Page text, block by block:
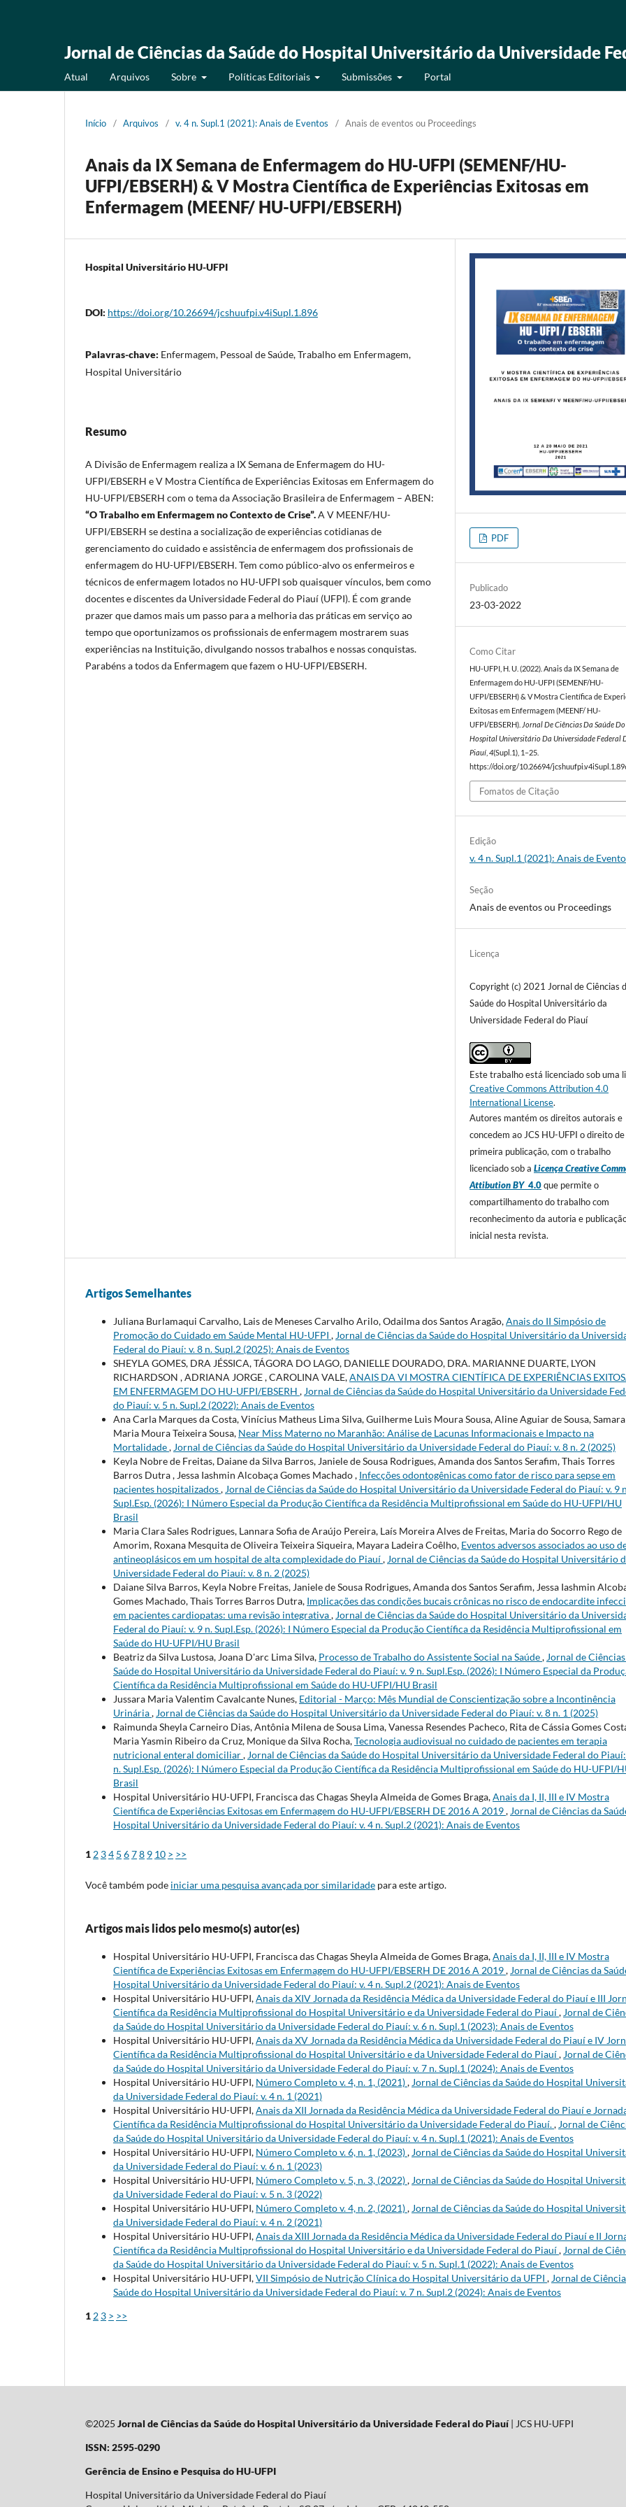
Jornal de Ciências da Saúde do Hospital Universitário da Universidade
Atual Arquivos Sobre Políticas Editoriais Submissões Portal
Início / Arquivos / v. 4 n. Supl.1 (2021): Anais de Eventos / Anais de eventos ou Proceedings
Anais da IX Semana de Enfermagem do HU-UFPI (SEMENF/HU-
UFPI/EBSERH) & V Mostra Científica de Experiências Exitosas em
Enfermagem (MEENF/ HU-UFPI/EBSERH)
Hospital Universitário HU-UFPI
DOI: https://doi.org/10.26694/jcshuufpi.v4iSupl.1.896
Palavras-chave: Enfermagem, Pessoal de Saúde, Trabalho em Enfermagem,
Hospital Universitário
Resumo
A Divisão de Enfermagem realiza a IX Semana de Enfermagem do HU-
UFPI/EBSERH e V Mostra Científica de Experiências Exitosas em Enfermagem do
HU-UFPI/EBSERH com o tema da Associação Brasileira de Enfermagem – ABEN:
“O Trabalho em Enfermagem no Contexto de Crise”.A V MEENF/HU-
UFPI/EBSERH se destina a socialização de experiências cotidianas de
gerenciamento do cuidado e assistência de enfermagem dos profissionais de
enfermagem do HU-UFPI/EBSERH. Tem como público-alvo os enfermeiros e
técnicos de enfermagem lotados no HU-UFPI sob quaisquer vínculos, bem como
docentes e discentes da Universidade Federal do Piauí (UFPI). É com grande
prazer que damos mais um passo para a melhoria das práticas em serviço ao
tempo que oportunizamos os profissionais de enfermagem mostrarem suas
experiências na Instituição, divulgando nossos trabalhos e nossas conquistas.
Parabéns a todos da Enfermagem que fazem o HU-UFPI/EBSERH.
PDF
Publicado
23-03-2022
Como Citar
HU-UFPI, H. U. (2022). Anais da IX Semana de
Enfermagem do HU-UFPI (SEMENF/HU-
UFPI/EBSERH) & V Mostra Científica de
Exitosas em Enfermagem (MEENF/ HU-
UFPI/EBSERH). Jornal De Ciências Da Saúde Do
Hospital Universitário Da Universidade Federal
Piauí ,4(Supl.1), 1–25.
https://doi.org/10.26694/
Fomatos de Citação
Edição
v. 4 n. Supl.1 (2021): Anais de
Seção
Anais de eventos ou Proceedings
Licença
Copyright (c) 2021 Jornal de Ciências
Saúde do Hospital Universitário da
Universidade Federal do Piauí
Este trabalho está licenciado sob uma
Creative Commons Attribution 4.0
International License.
Autores mantém os direitos autorais e
concedem ao JCS HU-UFPI o direito de
primeira publicação, com o trabalho
licenciado sob aLicença Creative
Attibution BY4.0que permite o
compartilhamento do trabalho com
reconhecimento da autoria e
inicial nesta revista.
Artigos Semelhantes
Juliana Burlamaqui Carvalho, Lais de Meneses Carvalho Arilo, Odailma dos Santos Aragão,Anais do II Simpósio de
Promoção do Cuidado em Saúde Mental HU-UFPI , Jornal de Ciências da Saúde do Hospital Universitário da
Federal do Piauí: v. 8 n. Supl.2 (2025): Anais de Eventos
SHEYLA GOMES, DRA JÉSSICA, TÁGORA DO LAGO, DANIELLE DOURADO, DRA. MARIANNE DUARTE, LYON
RICHARDSON , ADRIANA JORGE , CAROLINA VALE,ANAIS DA VI MOSTRA CIENTÍFICA DE EXPERIÊNCIAS
EM ENFERMAGEM DO HU-UFPI/EBSERH , Jornal de Ciências da Saúde do Hospital Universitário da Universidade
do Piauí: v. 5 n. Supl.2 (2022): Anais de Eventos
Ana Carla Marques da Costa, Vinícius Matheus Lima Silva, Guilherme Luìs Moura Sousa, Aline Aguiar de Sousa, Samara
Maria Moura Teixeira Sousa, Near Miss Materno no Maranhão: Análise de Lacunas Informacionais e Impacto na
Mortalidade, Jornal de Ciências da Saúde do Hospital Universitário da Universidade Federal do Piauí: v. 8 n. 2 (2025)
Keyla Nobre de Freitas, Daiane da Silva Barros, Janiele de Sousa Rodrigues, Amanda dos Santos Serafim, Thais Torres
Barros Dutra , Jessa Iashmin Alcobaça Gomes Machado , Infecções odontogênicas como fator de risco para sepse em
pacientes hospitalizados, Jornal de Ciências da Saúde do Hospital Universitário da Universidade Federal do Piauí: v. 9
Supl.Esp. (2026): I Número Especial da Produção Científica da Residência Multiprofissional em Saúde do HU-UFPI/HU
Brasil
Maria Clara Sales Rodrigues, Lannara Sofia de Araújo Pereira, Laís Moreira Alves de Freitas, Maria do Socorro Rego de
Amorim, Roxana Mesquita de Oliveira Teixeira Siqueira, Mayara Ladeira Coêlho, Eventos adversos associados ao uso
antineoplásicos em um hospital de alta complexidade do Piauí, Jornal de Ciências da Saúde do Hospital Universitário
Universidade Federal do Piauí: v. 8 n. 2 (2025)
Daiane Silva Barros, Keyla Nobre Freitas, Janiele de Sousa Rodrigues, Amanda dos Santos Serafim, Jessa Iashmin
Gomes Machado, Thais Torres Barros Dutra, Implicações das condições bucais crônicas no risco de endocardite
em pacientes cardiopatas: uma revisão integrativa, Jornal de Ciências da Saúde do Hospital Universitário da
Federal do Piauí: v. 9 n. Supl.Esp. (2026): I Número Especial da Produção Científica da Residência Multiprofissional em
Saúde do HU-UFPI/HU Brasil
Beatriz da Silva Lustosa, Joana D'arc Lima Silva, Processo de Trabalho do Assistente Social na Saúde, Jornal de
Saúde do Hospital Universitário da Universidade Federal do Piauí: v. 9 n. Supl.Esp. (2026): I Número Especial da
Científica da Residência Multiprofissional em Saúde do HU-UFPI/HU Brasil
Jussara Maria Valentim Cavalcante Nunes, Editorial - Março: Mês Mundial de Conscientização sobre a Incontinência
Urinária, Jornal de Ciências da Saúde do Hospital Universitário da Universidade Federal do Piauí: v. 8 n. 1 (2025)
Raimunda Sheyla Carneiro Dias, Antônia Milena de Sousa Lima, Vanessa Resendes Pacheco, Rita de Cássia Gomes
Maria Yasmin Ribeiro da Cruz, Monique da Silva Rocha,Tecnologia audiovisual no cuidado de pacientes em terapia
nutricional enteral domiciliar, Jornal de Ciências da Saúde do Hospital Universitário da Universidade Federal do
n. Supl.Esp. (2026): I Número Especial da Produção Científica da Residência Multiprofissional em Saúde do HU-UFPI/
Brasil
Hospital Universitário HU-UFPI, Francisca das Chagas Sheyla Almeida de Gomes Braga,Anais da I, II, III e IV Mostra
Científica de Experiências Exitosas em Enfermagem do HU-UFPI/EBSERH DE 2016 A 2019, Jornal de Ciências da
Hospital Universitário da Universidade Federal do Piauí: v. 4 n. Supl.2 (2021): Anais de Eventos
1 2 34 5 678 9 10 > >>
Você também pode iniciar uma pesquisa avançada por similaridade para este artigo.
Artigos mais lidos pelo mesmo(s) autor(es)
Hospital Universitário HU-UFPI, Francisca das Chagas Sheyla Almeida de Gomes Braga,Anais da I, II, III e IV Mostra
Científica de Experiências Exitosas em Enfermagem do HU-UFPI/EBSERH DE 2016 A 2019, Jornal de Ciências da
Hospital Universitário da Universidade Federal do Piauí: v. 4 n. Supl.2 (2021): Anais de Eventos
Hospital Universitário HU-UFPI,Anais da XIV Jornada da Residência Médica da Universidade Federal do Piauí e III
Científica da Residência Multiprofissional do Hospital Universitário e da Universidade Federal do Piauí, Jornal de
da Saúde do Hospital Universitário da Universidade Federal do Piauí: v. 6 n. Supl.1 (2023): Anais de Eventos
Hospital Universitário HU-UFPI,Anais da XV Jornada da Residência Médica da Universidade Federal do Piauí e IV
Científica da Residência Multiprofissional do Hospital Universitário e da Universidade Federal do Piauí, Jornal de
da Saúde do Hospital Universitário da Universidade Federal do Piauí: v. 7 n. Supl.1 (2024): Anais de Eventos
Hospital Universitário HU-UFPI, Número Completo v. 4, n. 1, (2021), Jornal de Ciências da Saúde do Hospital
da Universidade Federal do Piauí: v. 4 n. 1 (2021)
Hospital Universitário HU-UFPI,Anais da XII Jornada da Residência Médica da Universidade Federal do Piauí e
Científica da Residência Multiprofissional do Hospital Universitário da Universidade Federal do Piauí., Jornal de
da Saúde do Hospital Universitário da Universidade Federal do Piauí: v. 4 n. Supl.1 (2021): Anais de Eventos
Hospital Universitário HU-UFPI, Número Completo v. 6, n. 1, (2023), Jornal de Ciências da Saúde do Hospital
da Universidade Federal do Piauí: v. 6 n. 1 (2023)
Hospital Universitário HU-UFPI, Número Completo v. 5, n. 3, (2022), Jornal de Ciências da Saúde do Hospital
da Universidade Federal do Piauí: v. 5 n. 3 (2022)
Hospital Universitário HU-UFPI, Número Completo v. 4, n. 2, (2021), Jornal de Ciências da Saúde do Hospital
da Universidade Federal do Piauí: v. 4 n. 2 (2021)
Hospital Universitário HU-UFPI,Anais da XIII Jornada da Residência Médica da Universidade Federal do Piauí e II
Científica da Residência Multiprofissional do Hospital Universitário e da Universidade Federal do Piauí, Jornal de
da Saúde do Hospital Universitário da Universidade Federal do Piauí: v. 5 n. Supl.1 (2022): Anais de Eventos
Hospital Universitário HU-UFPI,VII Simpósio de Nutrição Clínica do Hospital Universitário da UFPI , Jornal de
Saúde do Hospital Universitário da Universidade Federal do Piauí: v. 7 n. Supl.2 (2024): Anais de Eventos
1 2 3 > >>
©2025 Jornal de Ciências da Saúde do Hospital Universitário da Universidade Federal do Piauí| JCS HU-UFPI
ISSN: 2595-0290
Gerência de Ensino e Pesquisa do HU-UFPI
Hospital Universitário da Universidade Federal do Piauí